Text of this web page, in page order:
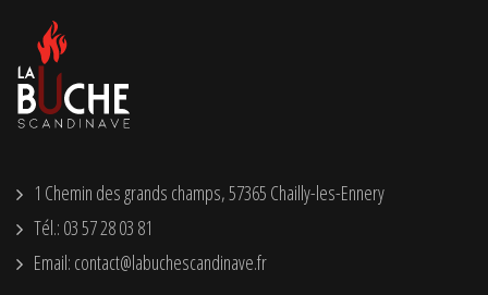
1 Chemin des grands champs, 57365 Chailly-les-Ennery
Tél.: 03 57 28 03 81
Email: contact@labuchescandinave.fr